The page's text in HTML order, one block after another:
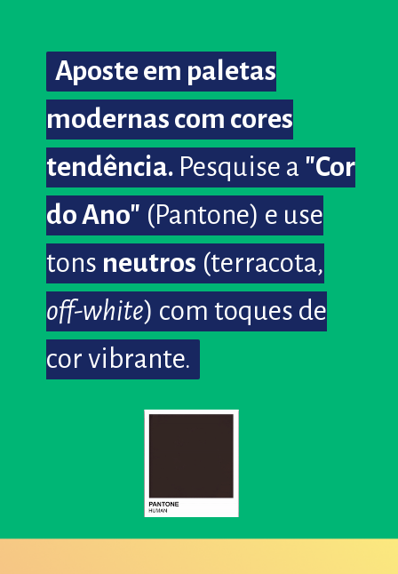
Aposte em paletas
modernas com cores
tendência. Pesquise a "Cor
do Ano" (Pantone) e use
tons neutros (terracota,
off-white) com toques de
cor vibrante.
Aposte em paletas
modernas com cores
tendência. Pesquise a "Cor
do Ano" (Pantone) e use
tons neutros (terracota,
off-white) com toques de
cor vibrante.